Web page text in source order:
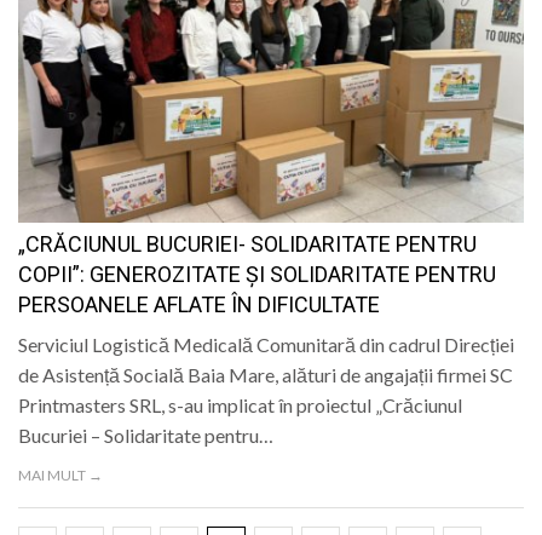
„CRĂCIUNUL BUCURIEI- SOLIDARITATE PENTRU
COPII”: GENEROZITATE ȘI SOLIDARITATE PENTRU
PERSOANELE AFLATE ÎN DIFICULTATE
Serviciul Logistică Medicală Comunitară din cadrul Direcției
de Asistență Socială Baia Mare, alături de angajații firmei SC
Printmasters SRL, s-au implicat în proiectul „Crăciunul
Bucuriei – Solidaritate pentru…
MAI MULT →